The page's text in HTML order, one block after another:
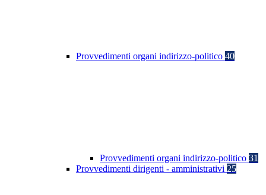
Provvedimenti organi indirizzo-politico 40
Provvedimenti organi indirizzo-politico 31
Provvedimenti dirigenti - amministrativi 25